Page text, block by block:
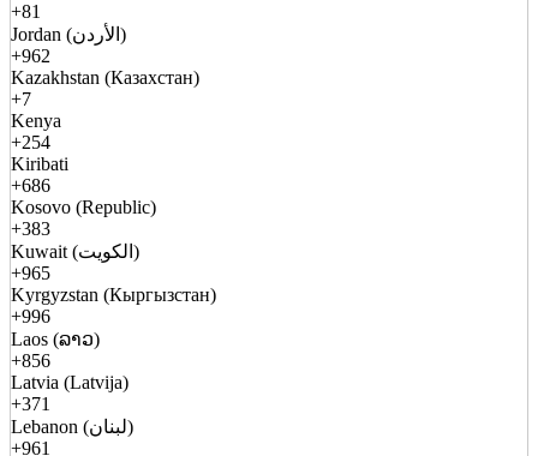
+81
Jordan (الأردن)
+962
Kazakhstan (Казахстан)
+7
Kenya
+254
Kiribati
+686
Kosovo (Republic)
+383
Kuwait (الكويت)
+965
Kyrgyzstan (Кыргызстан)
+996
Laos (ລາວ)
+856
Latvia (Latvija)
+371
Lebanon (لبنان)
+961